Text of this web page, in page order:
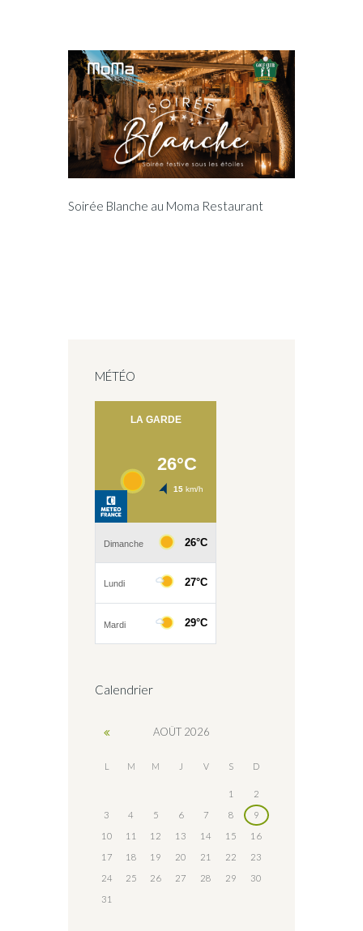
Soirée Blanche au Moma Restaurant
MÉTÉO
Calendrier
AOÛT 2026
L M M J V S D
1
2
3
4 5 6 7 8
9
10
11 12 13 14 15
16
17
18 19 20 21 22
23
24
25 26 27 28 29
30
31